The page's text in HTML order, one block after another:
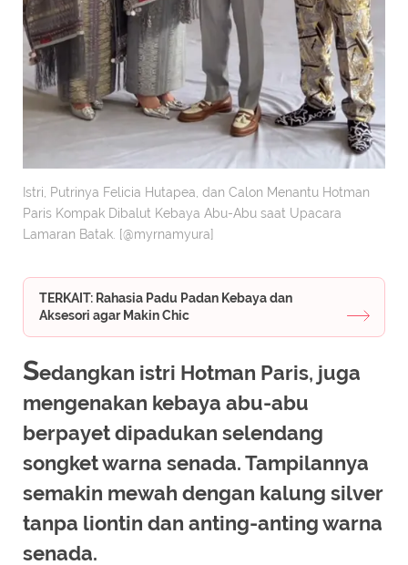
Istri, Putrinya Felicia Hutapea, dan Calon Menantu Hotman
Paris Kompak Dibalut Kebaya Abu-Abu saat Upacara
Lamaran Batak. [@myrnamyura]
TERKAIT: Rahasia Padu Padan Kebaya dan
Aksesori agar Makin Chic
Sedangkan istri Hotman Paris, juga
mengenakan kebaya abu-abu
berpayet dipadukan selendang
songket warna senada. Tampilannya
semakin mewah dengan kalung silver
tanpa liontin dan anting-anting warna
senada.